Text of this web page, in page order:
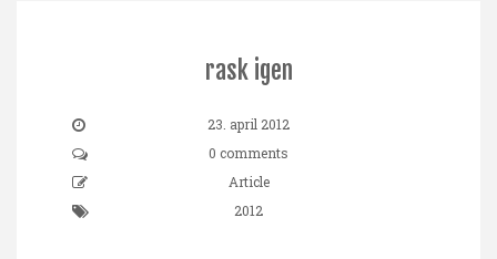
rask igen
23. april 2012
0 comments
Article
2012